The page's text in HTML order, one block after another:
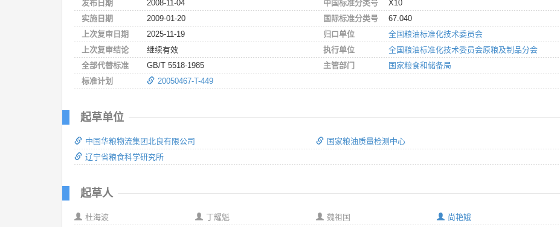
发布日期
2008-11-04
实施日期
2009-01-20
上次复审日期
2025-11-19
上次复审结论
继续有效
全部代替标准
GB/T 5518-1985
标准计划
20050467-T-449
中国标准分类号
X10
国际标准分类号
67.040
归口单位
全国粮油标准化技术委员会
执行单位
全国粮油标准化技术委员会原粮及制品分会
主管部门
国家粮食和储备局
起草单位
中国华粮物流集团北良有限公司
辽宁省粮食科学研究所
国家粮油质量检测中心
起草人
杜海波
丁耀魁
魏祖国 尚艳娥